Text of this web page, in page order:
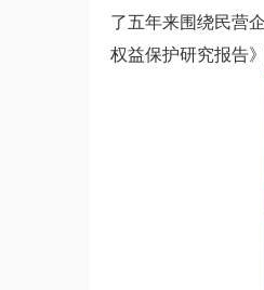
了五年来围绕民营
权益保护研究报告